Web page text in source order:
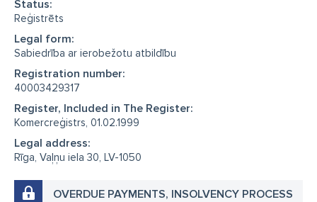
Status:
Reģistrēts
Legal form:
Sabiedrība ar ierobežotu atbildību
Registration number:
40003429317
Register, Included in The Register:
Komercreģistrs, 01.02.1999
Legal address:
Rīga, Vaļņu iela 30, LV-1050
OVERDUE PAYMENTS, INSOLVENCY PROCESS